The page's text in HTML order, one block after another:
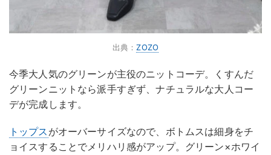
出典：ZOZO
今季大人気のグリーンが主役のニットコーデ。くすんだ
グリーンニットなら派手すぎず、ナチュラルな大人コー
デが完成します。
トップス がオーバーサイズなので、ボトムスは細身をチ
ョイスすることでメリハリ感がアップ。グリーン×ホワイ